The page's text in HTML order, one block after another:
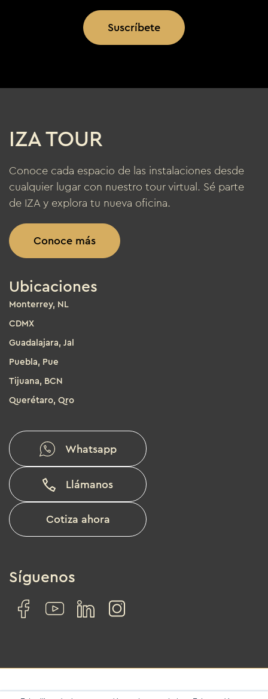
Suscríbete
IZA TOUR
Conoce cada espacio de las instalaciones desde
cualquier lugar con nuestro tour virtual. Sé parte
de IZA y explora tu nueva oficina.
Conoce más
Ubicaciones
Monterrey, NL
CDMX
Guadalajara, Jal
Puebla, Pue
Tijuana, BCN
Querétaro, Qro
Whatsapp
Llámanos
Cotiza ahora
Síguenos